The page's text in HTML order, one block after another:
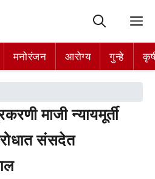
मनोरंजन आरोग्य गुन्हे
माजी न्यायमूर्ती
संसदेत